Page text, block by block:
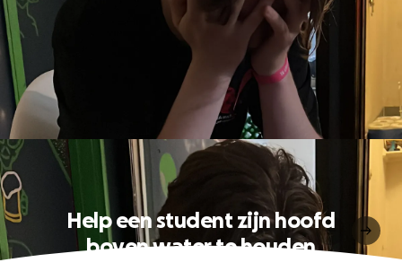
Help een student zijn hoofd
boven water te houden